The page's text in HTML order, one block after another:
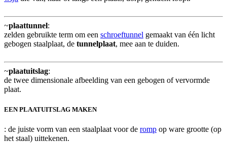
~plaattunnel:
zelden gebruikte term om een schroeftunnel gemaakt van één licht
gebogen staalplaat, de tunnelplaat, mee aan te duiden.
~plaatuitslag:
de twee dimensionale afbeelding van een gebogen of vervormde
plaat.
EEN PLAATUITSLAG MAKEN
: de juiste vorm van een staalplaat voor de romp op ware grootte (op
het staal) uittekenen.